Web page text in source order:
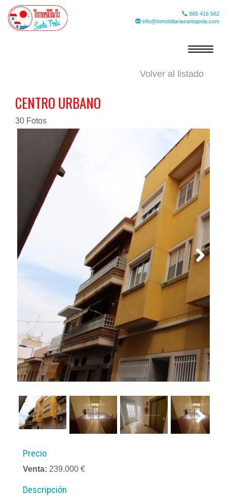
965 416 562
info@inmobiliariasantapola.com
Toggle
Volver al listado
CENTRO URBANO
30 Fotos
Next
Next
Precio
Venta: 239.000 €
Descripción